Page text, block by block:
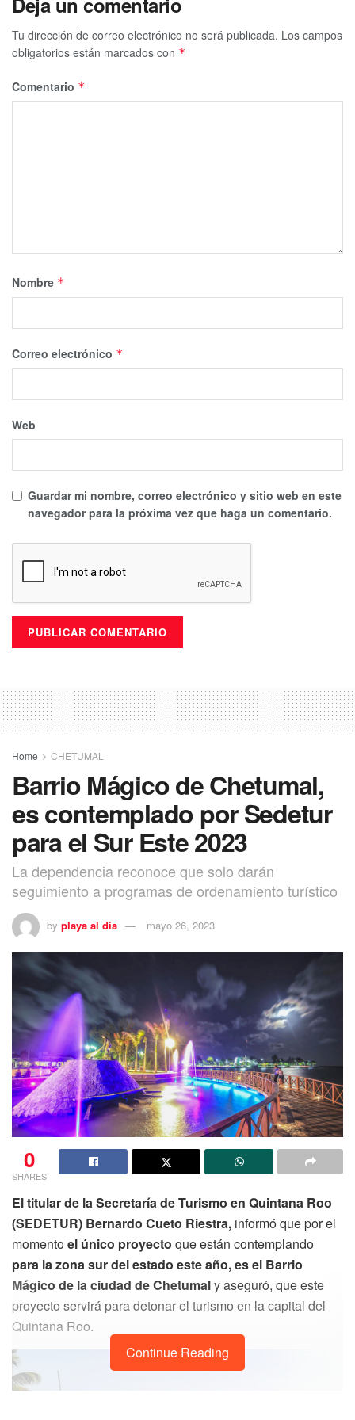
Tu dirección de correo electrónico no será publicada. Los campos
obligatorios están marcados con *
Comentario *
Nombre *
Correo electrónico *
Web
Guardar mi nombre, correo electrónico y sitio web en este
navegador para la próxima vez que haga un comentario.
Home CHETUMAL
Barrio Mágico de Chetumal,
es contemplado por Sedetur
para el Sur Este 2023
La dependencia reconoce que solo darán
seguimiento a programas de ordenamiento turístico
by playa al dia mayo 26, 2023
0
SHARES
El titular de la Secretaría de Turismo en Quintana Roo
(SEDETUR) Bernardo Cueto Riestra, informó que por el
momentoel único proyecto que están contemplando
para la zona sur del estado este año, es el Barrio
Mágico de la ciudad de Chetumaly aseguró, que este
proyecto servirá para detonar el turismo en la capital del
Quintana Roo.
Continue Reading